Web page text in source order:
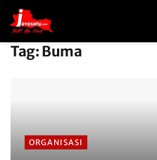
Tag: Buma
ORGANISASI